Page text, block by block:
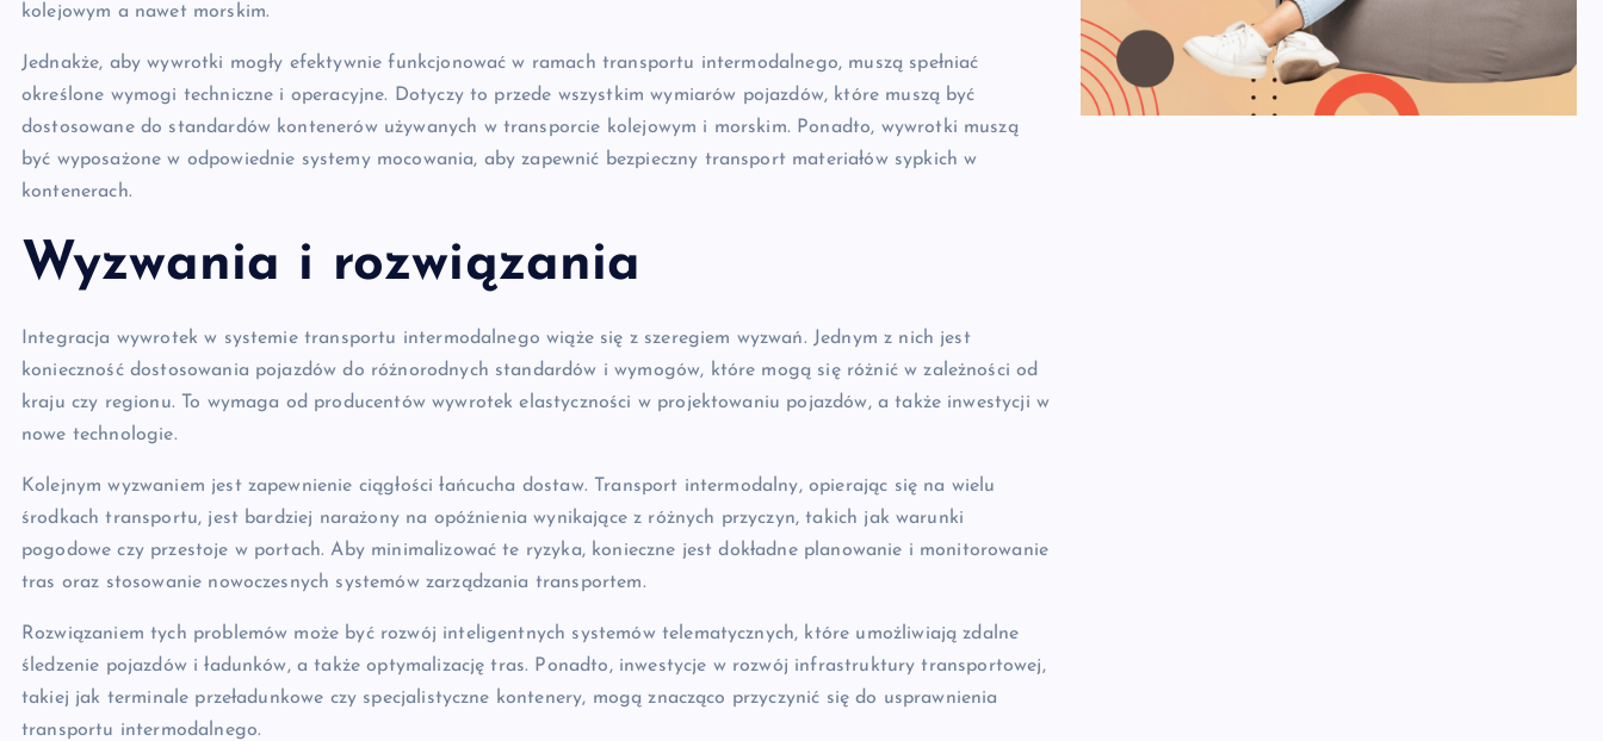
kolejowym a nawet morskim.
Jednakże, aby wywrotki mogły efektywnie funkcjonować w ramach transportu intermodalnego, muszą spełniać
określone wymogi techniczne i operacyjne. Dotyczy to przede wszystkim wymiarów pojazdów, które muszą być
dostosowane do standardów kontenerów używanych w transporcie kolejowym i morskim. Ponadto, wywrotki muszą
być wyposażone w odpowiednie systemy mocowania, aby zapewnić bezpieczny transport materiałów sypkich w
kontenerach.
Wyzwania i rozwiązania
Integracja wywrotek w systemie transportu intermodalnego wiąże się z szeregiem wyzwań. Jednym z nich jest
konieczność dostosowania pojazdów do różnorodnych standardów i wymogów, które mogą się różnić w zależności od
kraju czy regionu. To wymaga od producentów wywrotek elastyczności w projektowaniu pojazdów, a także inwestycji w
nowe technologie.
Kolejnym wyzwaniem jest zapewnienie ciągłości łańcucha dostaw. Transport intermodalny, opierając się na wielu
środkach transportu, jest bardziej narażony na opóźnienia wynikające z różnych przyczyn, takich jak warunki
pogodowe czy przestoje w portach. Aby minimalizować te ryzyka, konieczne jest dokładne planowanie i monitorowanie
tras oraz stosowanie nowoczesnych systemów zarządzania transportem.
Rozwiązaniem tych problemów może być rozwój inteligentnych systemów telematycznych, które umożliwiają zdalne
śledzenie pojazdów i ładunków, a także optymalizację tras. Ponadto, inwestycje w rozwój infrastruktury transportowej,
takiej jak terminale przeładunkowe czy specjalistyczne kontenery, mogą znacząco przyczynić się do usprawnienia
transportu intermodalnego.